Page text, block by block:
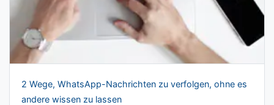
2 Wege, WhatsApp-Nachrichten zu verfolgen, ohne es
andere wissen zu lassen